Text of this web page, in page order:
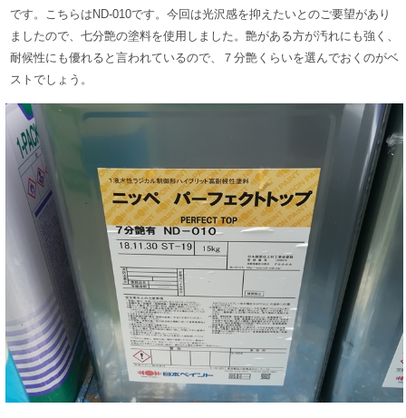
です。
こちらはND-010です。今回は光沢感を抑えたいとのご要望があり
ましたので、七分艶の塗料を使用しました。 艶がある方が汚れにも強く、
耐候性にも優れると言われているので、７分艶くらいを選んでおくのがベ
ストでしょう。